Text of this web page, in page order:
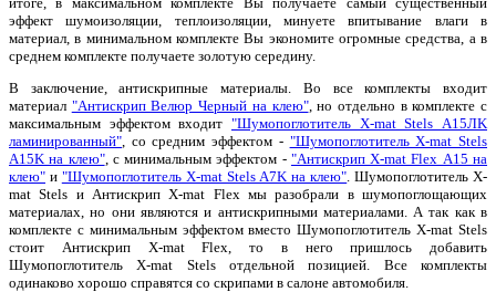
эффект шумоизоляции, теплоизоляции, минуете впитывание влаги в
материал, в минимальном комплекте Вы экономите огромные средства, а в
среднем комплекте получаете золотую середину.
В заключение, антискрипные материалы. Во все комплекты входит
материал "Антискрип Велюр Черный на клею", но отдельно в комплекте с
максимальным эффектом входит "Шумопоглотитель X-mat Stels А15ЛK
ламинированный" , со средним эффектом - "Шумопоглотитель X-mat Stels
А15K на клею", с минимальным эффектом - "Антискрип X-mat Flex А15 на
клею" и "Шумопоглотитель X-mat Stels А7K на клею" . Шумопоглотитель X-
mat Stels и Антискрип X-mat Flex мы разобрали в шумопоглощающих
материалах, но они являются и антискрипными материалами. А так как в
комплекте с минимальным эффектом вместо Шумопоглотитель X-mat Stels
стоит Антискрип X-mat Flex, то в него пришлось добавить
Шумопоглотитель X-mat Stels отдельной позицией. Все комплекты
одинаково хорошо справятся со скрипами в салоне автомобиля.